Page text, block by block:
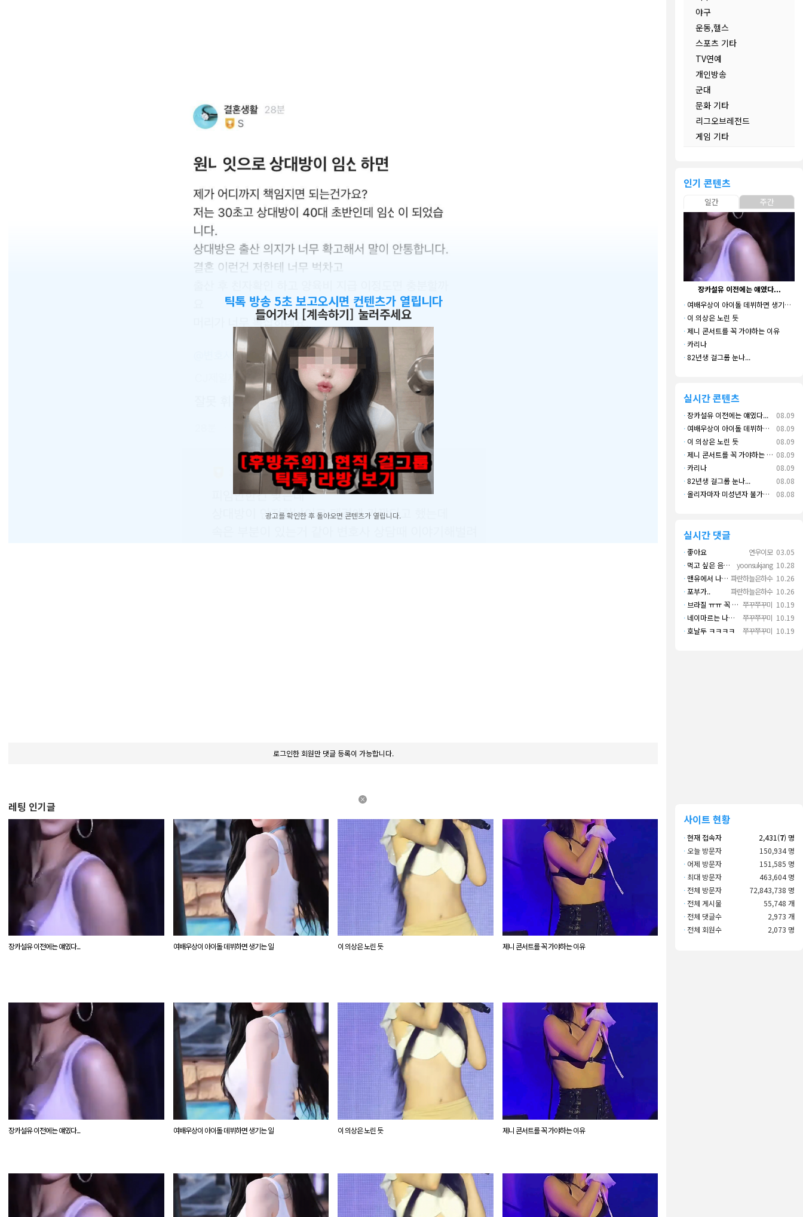
×
`
틱톡 방송 5초 보고오시면 컨텐츠가 열립니다
들어가서 [계속하기] 눌러주세요
광고를 확인한 후 돌아오면 콘텐츠가 열립니다.
로그인한 회원만 댓글 등록이 가능합니다.
레팅 인기글
장카설유 이전에는 얘였다... 여배우상이 아이돌 데뷔하면 생기는 일 이 의상은 노린 듯 제니 콘서트를 꼭 가야하는 이유
장카설유 이전에는 얘였다... 여배우상이 아이돌 데뷔하면 생기는 일 이 의상은 노린 듯 제니 콘서트를 꼭 가야하는 이유
야구
운동,헬스
스포츠 기타
TV연예
개인방송
군대
문화 기타
리그오브레전드
게임 기타
인기 콘텐츠
일간 주간
장카설유 이전에는 얘였다...
· 여배우상이 아이돌 데뷔하면 생기는 일
· 이 의상은 노린 듯
·제니 콘서트를 꼭 가야하는 이유
·카리나
· 82년생 걸그룹 눈나...
실시간 콘텐츠
08.09
·장카설유 이전에는 얘였다...
08.09
· 여배우상이 아이돌 데뷔하면 생기는 일
08.09
· 이 의상은 노린 듯
08.09
·제니 콘서트를 꼭 가야하는 이유
08.09
·카리나
08.08
· 82년생 걸그룹 눈나...
08.08
·올리자마자 미성년자 불가가 뜬 이유
실시간 댓글
연우이모 03.05
·좋아요
yoonsukjang 10.28
· 먹고 싶은 음식 실컷 먹고 그 영상으로 떼 돈도 버네 ㄷㄷ. 하고 싶은 것만 하고 부자되네.
파란하늘은하수 10.26
· 맨유에서 나왔으면 좋겠다
파란하늘은하수 10.26
·포부가..
쭈꾸쭈꾸미 10.19
· 브라질 ㅠㅠ 꼭 나오길..
쭈꾸쭈꾸미 10.19
· 네이마르는 나가면 음바페만 좋겠네
쭈꾸쭈꾸미 10.19
·호날두 ㅋㅋㅋㅋ
사이트 현황
·현재 접속자 2,431(7) 명
·오늘 방문자
150,934 명
· 어제 방문자
151,585 명
· 최대 방문자
463,604 명
· 전체 방문자
72,843,738 명
· 전체 게시물
55,748 개
· 전체 댓글수
2,973 개
· 전체 회원수 2,073 명